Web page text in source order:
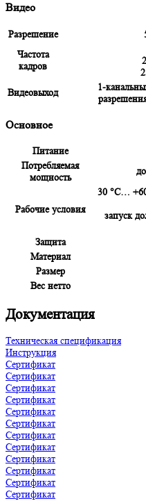
Видео
Разрешение
Частота
кадров
Видеовыход
1-
Основное
Питание
Потребляемая
мощность
Рабочие условия
30 °C…
запуск
Защита
Материал
Размер
Вес нетто
Документация
Техническая спецификация
Инструкция
Сертификат
Сертификат
Сертификат
Сертификат
Сертификат
Сертификат
Сертификат
Сертификат
Сертификат
Сертификат
Сертификат
Сертификат